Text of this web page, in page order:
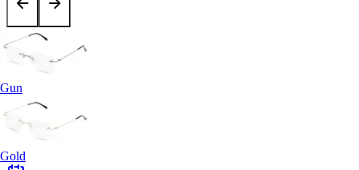
Gun
Gold